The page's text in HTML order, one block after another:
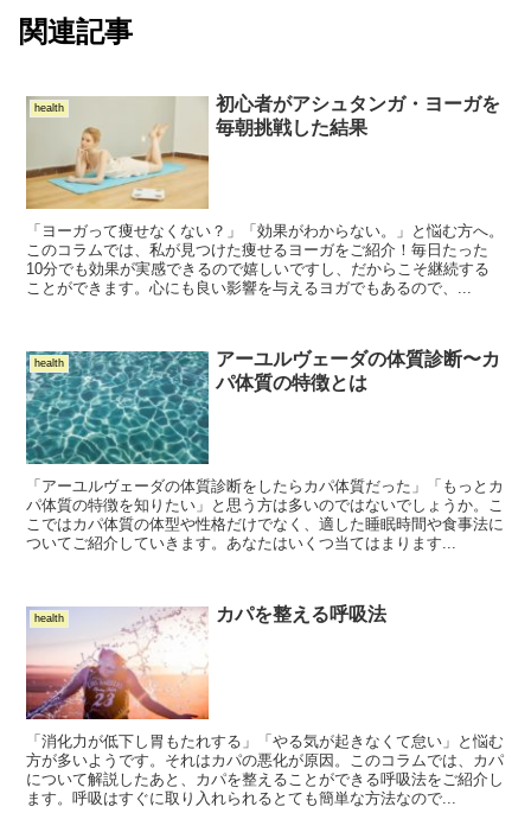
関連記事
health
初心者がアシュタンガ・ヨーガを
毎朝挑戦した結果
「ヨーガって痩せなくない？」「効果がわからない。」と悩む方へ。
このコラムでは、私が見つけた痩せるヨーガをご紹介！毎日たった
10分でも効果が実感できるので嬉しいですし、だからこそ継続する
ことができます。心にも良い影響を与えるヨガでもあるので、...
health
アーユルヴェーダの体質診断〜カ
パ体質の特徴とは
「アーユルヴェーダの体質診断をしたらカパ体質だった」「もっとカ
パ体質の特徴を知りたい」と思う方は多いのではないでしょうか。こ
こではカパ体質の体型や性格だけでなく、適した睡眠時間や食事法に
ついてご紹介していきます。あなたはいくつ当てはまります...
health カパを整える呼吸法
「消化力が低下し胃もたれする」「やる気が起きなくて怠い」と悩む
方が多いようです。それはカパの悪化が原因。このコラムでは、カパ
について解説したあと、カパを整えることができる呼吸法をご紹介し
ます。呼吸はすぐに取り入れられるとても簡単な方法なので...